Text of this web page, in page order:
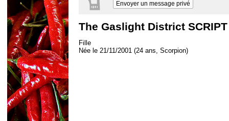
Envoyer un message privé
The Gaslight District SCRIPT
Fille
Née le 21/11/2001 (24 ans, Scorpion)